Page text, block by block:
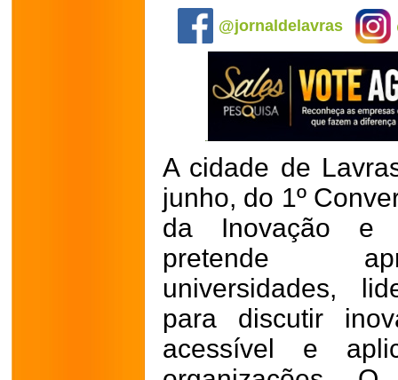
@jornaldelavras
A cidade de
junho, do 1º
da Inovação e
pretende
universidades,
para discutir
acessível e